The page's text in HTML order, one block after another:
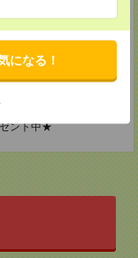
になる！
パークサウスタワー
ント中★